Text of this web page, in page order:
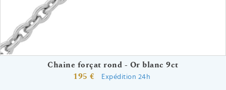
Chaine forçat rond - Or blanc 9ct
195 €
Expédition 24h